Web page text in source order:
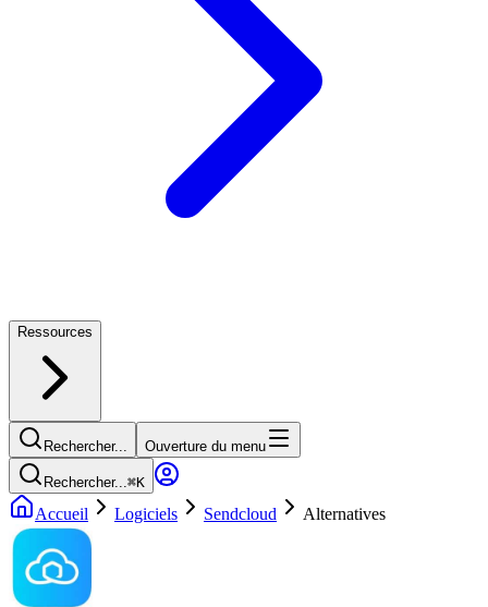
Ressources
Rechercher... Ouverture du menu
Rechercher...⌘K
Accueil Logiciels Sendcloud Alternatives